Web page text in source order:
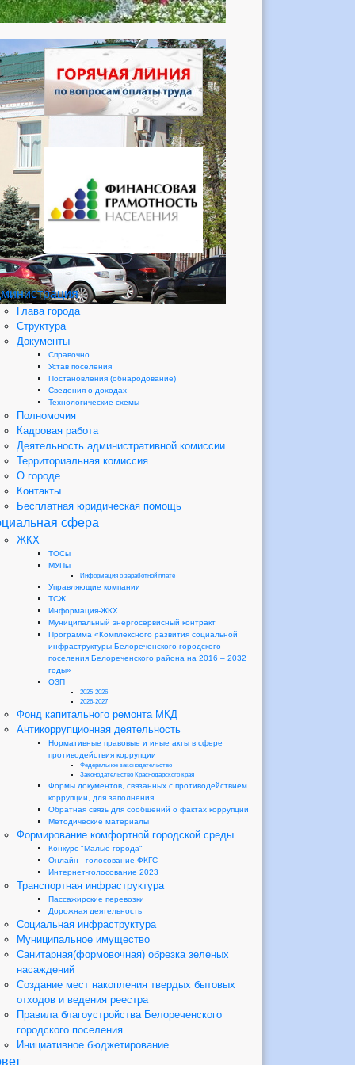
Глава города
Структура
Документы
Справочно
Устав поселения
Постановления (обнародование)
Сведения о доходах
Технологические схемы
Полномочия
Кадровая работа
Деятельность административной комиссии
Территориальная комиссия
О городе
Контакты
Бесплатная юридическая помощь
сфера
ЖКХ
ТОСы
МУПы
Информация о заработной плате
Управляющие компании
ТСЖ
Информация-ЖКХ
Муниципальный энергосервисный контракт
Программа «Комплексного развития социальной
инфраструктуры Белореченского городского
поселения Белореченского района на 2016 – 2032
годы»
ОЗП
2025-2026
2026-2027
Фонд капитального ремонта МКД
Антикоррупционная деятельность
Нормативные правовые и иные акты в сфере
противодействия коррупции
Федеральное законодательство
Законодательство Краснодарского края
Формы документов, связанных с противодействием
коррупции, для заполнения
Обратная связь для сообщений о фактах коррупции
Методические материалы
Формирование комфортной городской среды
Конкурс "Малые города"
Онлайн - голосование ФКГС
Интернет-голосование 2023
Транспортная инфраструктура
Пассажирские перевозки
Дорожная деятельность
Социальная инфраструктура
Муниципальное имущество
Санитарная(формовочная) обрезка зеленых
насаждений
Создание мест накопления твердых бытовых
отходов и ведения реестра
Правила благоустройства Белореченского
городского поселения
Инициативное бюджетирование